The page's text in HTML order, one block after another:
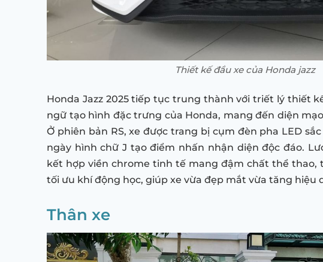
Thiết kế đầu xe của Honda jazz
Honda Jazz 2025 tiếp tục trung thành với triết lý thiết
ngữ tạo hình đặc trưng của Honda, mang đến diện
Ở phiên bản RS, xe được trang bị cụm đèn pha LED
ngày hình chữ J tạo điểm nhấn nhận diện độc đáo.
kết hợp viền chrome tinh tế mang đậm chất thể thao,
tối ưu khí động học, giúp xe vừa đẹp mắt vừa tăng hiệu
Thân xe